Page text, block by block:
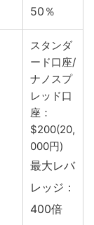
50％
スタンダ
ード口座/
ナノスプ
レッド口
座：
$200(20,
000円)
最大レバ
レッジ：
400倍